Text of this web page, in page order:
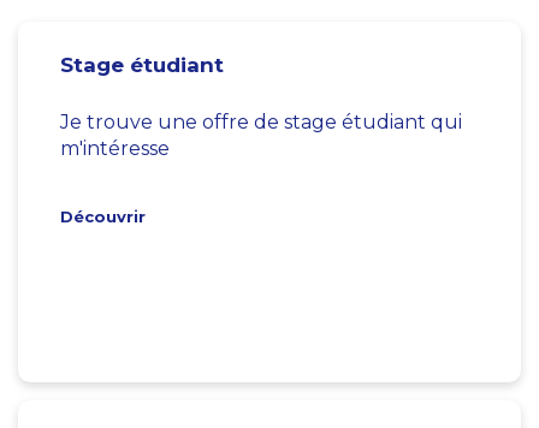
Stage étudiant
Je trouve une offre de stage étudiant qui
m'intéresse
Découvrir